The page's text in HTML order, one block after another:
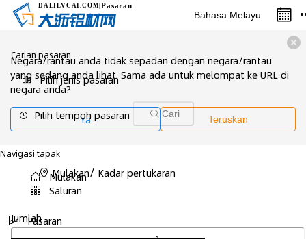
DALILVCAI .COM |Pasaran
Bahasa Melayu
Carian pasaran
Pilih jenis pasaran
Pilih tempoh pasaran Cari
Navigasi tapak
Mulakan
Saluran
Pasaran
Negara/rantau anda tidak sepadan dengan negara/rantau
yang sedang anda lihat. Sama ada untuk melompat ke URL di
negara anda?
Ya
Teruskan
Mulakan/ Kadar pertukaran
Jumlah